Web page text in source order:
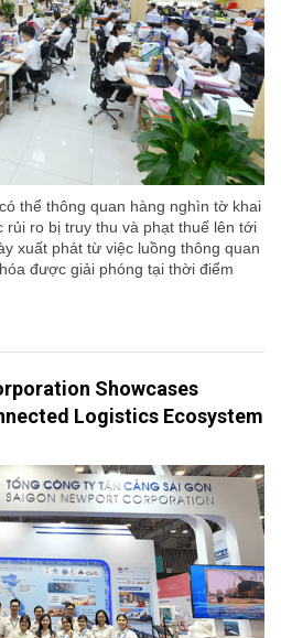
thể thông quan hàng nghìn tờ khai
ro bị truy thu và phạt thuế lên tới
xuất phát từ việc luồng thông quan
được giải phóng tại thời điểm
Showcases
Logistics Ecosystem